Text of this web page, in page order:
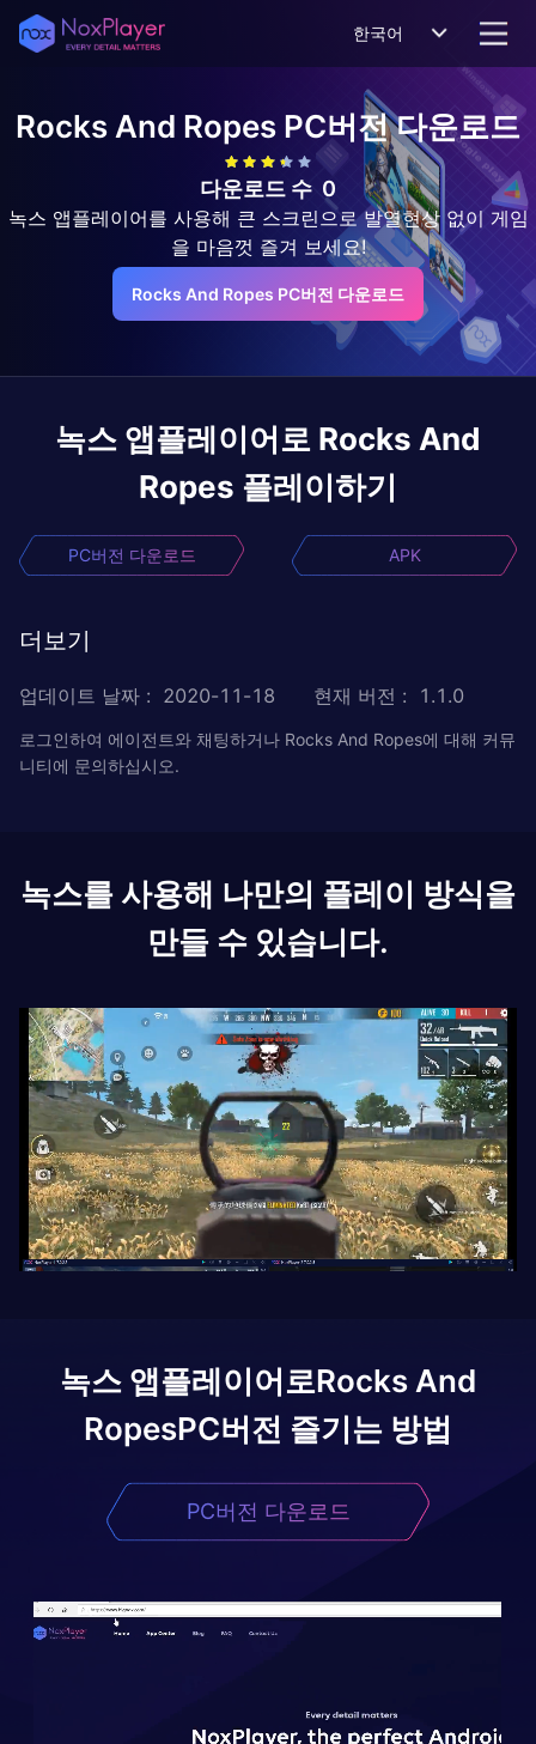
한국어
Rocks And Ropes PC버전 다운로드
다운로드 수 0
녹스 앱플레이어를 사용해 큰 스크린으로 발열현상 없이 게임
을 마음껏 즐겨 보세요!
Rocks And Ropes PC버전 다운로드
녹스 앱플레이어로 Rocks And
Ropes 플레이하기
PC버전 다운로드 APK
더보기
업데이트 날짜 : 2020-11-18 현재 버전 : 1.1.0
로그인하여 에이전트와 채팅하거나 Rocks And Ropes에 대해 커뮤
니티에 문의하십시오.
녹스를 사용해 나만의 플레이 방식을
만들 수 있습니다.
녹스 앱플레이어로Rocks And
RopesPC버전 즐기는 방법
PC버전 다운로드